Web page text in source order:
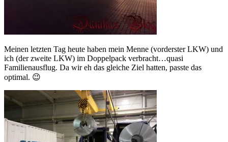
Meinen letzten Tag heute haben mein Menne (vorderster LKW) und
ich (der zweite LKW) im Doppelpack verbracht…quasi
Familienausflug. Da wir eh das gleiche Ziel hatten, passte das
optimal. 😉